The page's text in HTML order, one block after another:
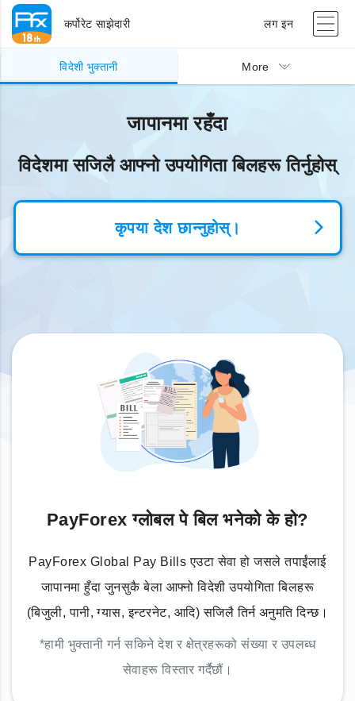
कर्पोरेट साझेदारी लग इन
विदेशी भुक्तानी More
जापानमा रहँदा
विदेशमा सजिलै आफ्नो उपयोगिता बिलहरू तिर्नुहोस्
कृपया देश छान्नुहोस्।
PayForex ग्लोबल पे बिल भनेको के हो?
PayForex Global Pay Bills एउटा सेवा हो जसले तपाईंलाई
जापानमा हुँदा जुनसुकै बेला आफ्नो विदेशी उपयोगिता बिलहरू
(बिजुली, पानी, ग्यास, इन्टरनेट, आदि) सजिलै तिर्न अनुमति दिन्छ।
*हामी भुक्तानी गर्न सकिने देश र क्षेत्रहरूको संख्या र उपलब्ध
सेवाहरू विस्तार गर्दैछौं।